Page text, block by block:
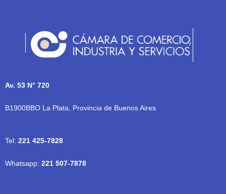
Av. 53 N° 720
B1900BBO La Plata, Provincia de Buenos Aires
Tel: 221 425-7828
Whatsapp: 221 507-7878